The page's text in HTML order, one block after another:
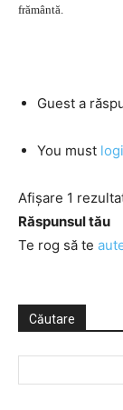
frământă.
Guest a
You must
Afișare 1
Răspunsul tău
Te rog să te
Căutare